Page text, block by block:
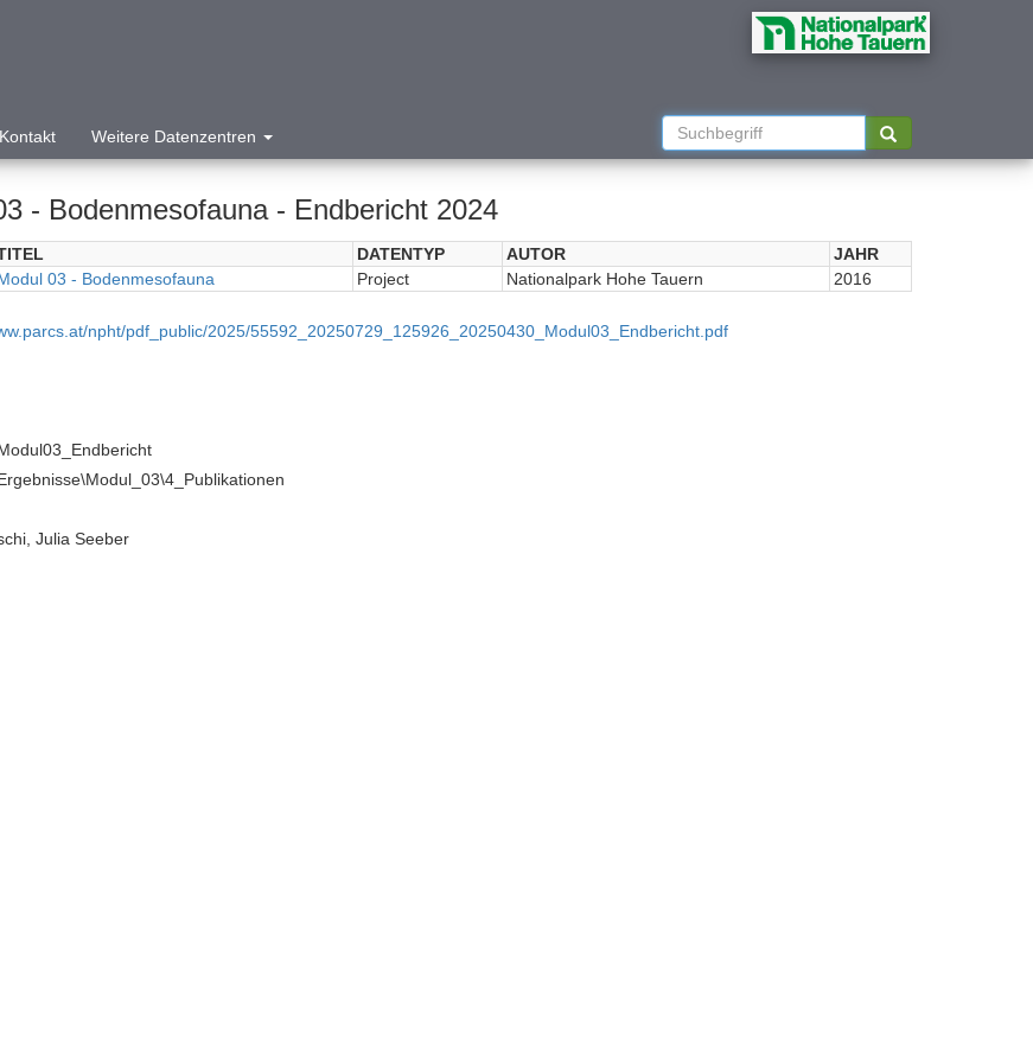
Kontakt Weitere Datenzentren
- Bodenmesofauna - Endbericht 2024
DATENTYP AUTOR
JAHR
03 - Bodenmesofauna Project Nationalpark Hohe Tauern 2016
npht/pdf_public/2025/55592_20250729_125926_20250430_Modul03_Endbericht.pdf
Julia Seeber